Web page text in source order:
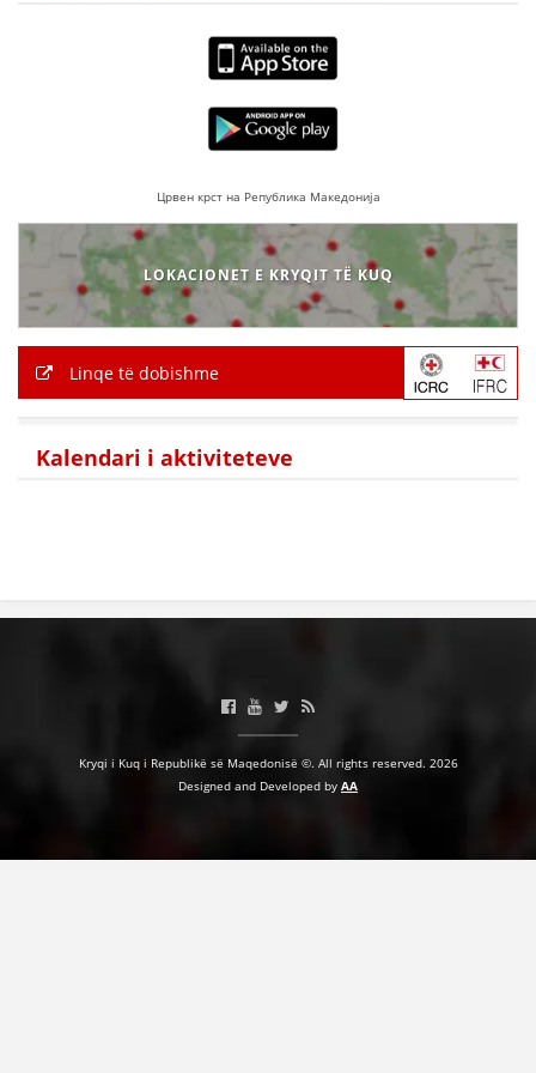
DORACAKË
STRATEGJI
MATERIAL EDUKATIVO INFORMATIV
BROCHURES
Црвен крст на Република Македонија
LOKACIONET E KRYQIT TË KUQ
Linqe të dobishme
Kalendari i aktiviteteve
Kryqi i Kuq i Republikë së Maqedonisë ©. All rights reserved. 2026
Designed and Developed by AA